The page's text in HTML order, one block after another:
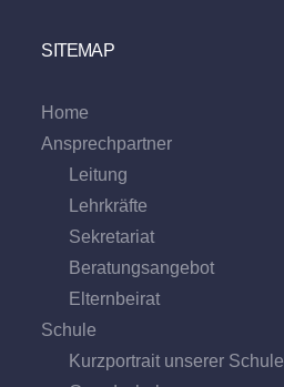
SITEMAP
Home
Ansprechpartner
Leitung
Lehrkräfte
Sekretariat
Beratungs­angebot
Eltern­beirat
Schule
Kurzportrait unserer Schule